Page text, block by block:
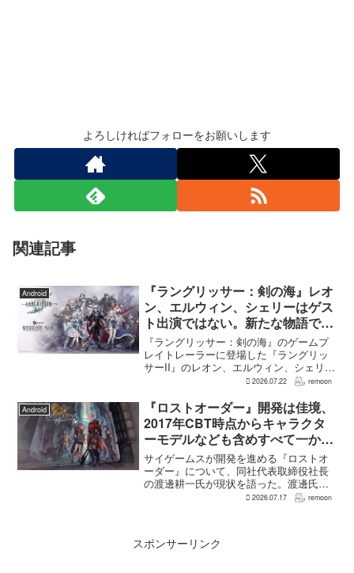
よろしければフォローをお願いします
関連記事
Android
『ラングリッサー：剣の海』レオ
ン、エルウィン、シェリーはゲス
ト出演ではない。新たな物語で重
要な役割を担う
『ラングリッサー：剣の海』のゲームプ
レイトレーラーに登場した『ラングリッ
サーII』のレオン、エルウィン、シェリー
は、単なるファンサービスやゲスト出演
を担う。ファミ通のメールインタビュー
で本作のプロデューサ...
2026.07.22 remoon
Android
『ロストオーダー』開発は佳境、
2017年CBT時点からキャラクタ
ーモデルなども含めすべて一から
作り直し
サイゲームスが開発を進める『ロストオ
ーダー』について、同社代表取締役社長
の渡邊耕一氏が現状を語った。渡邊氏に
よれば、開発はいままさに佳境を迎えて
2026.07.17 remoon
スポンサーリンク